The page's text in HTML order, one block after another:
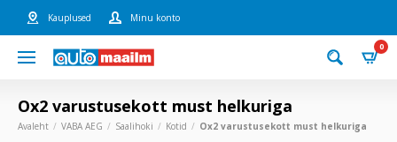
Kauplused Minu konto
0
Ox2 varustusekott must helkuriga
Avaleht VABA AEG Saalihoki Kotid Ox2 varustusekott must helkuriga